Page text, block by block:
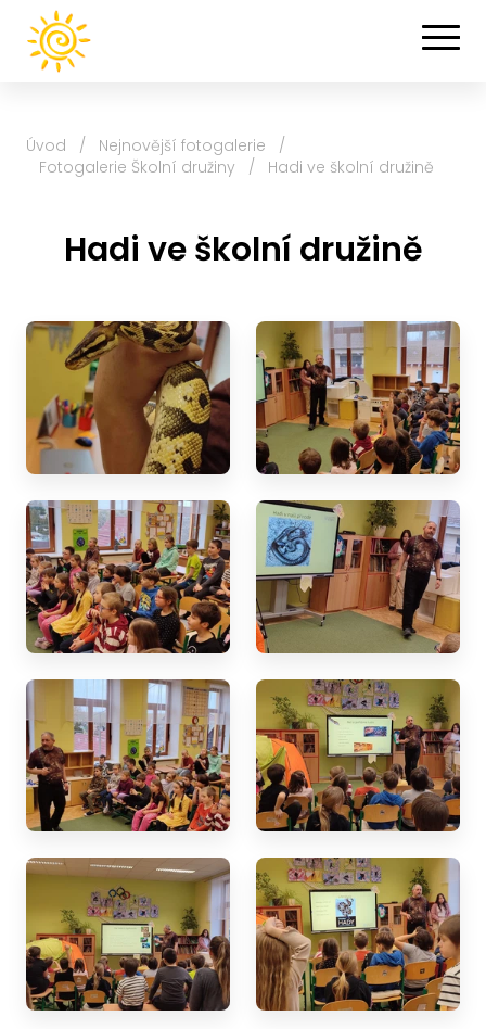
Úvod / Nejnovější fotogalerie
/
Fotogalerie Školní družiny
/ Hadi ve školní družině
Hadi ve školní družině